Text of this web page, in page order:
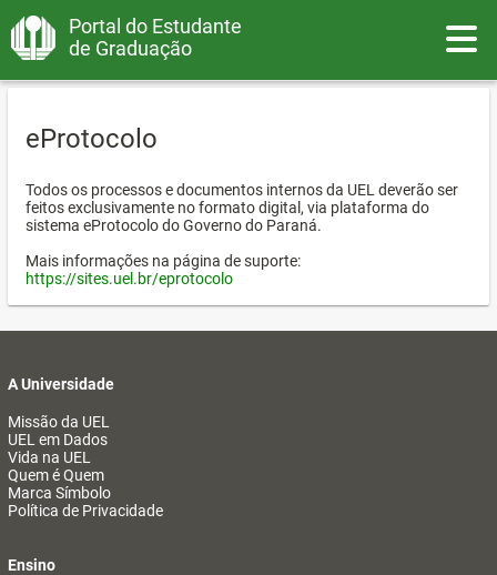
Portal do Estudante
de Graduação
eProtocolo
Todos os processos e documentos internos da UEL deverão ser
feitos exclusivamente no formato digital, via plataforma do
sistema eProtocolo do Governo do Paraná.
Mais informações na página de suporte:
https://sites.uel.br/eprotocolo
A Universidade
Missão da UEL
UEL em Dados
Vida na UEL
Quem é Quem
Marca Símbolo
Política de Privacidade
Ensino